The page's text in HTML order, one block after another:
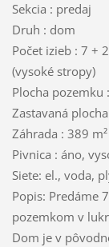
Sekcia : predaj
Druh : dom
Počet izieb : 7 +
(vysoké stropy)
Plocha pozemku
Zastavaná
Záhrada : 389 m²
Pivnica : áno,
Siete: el., voda,
Popis: Predáme
pozemkom v
Dom je v